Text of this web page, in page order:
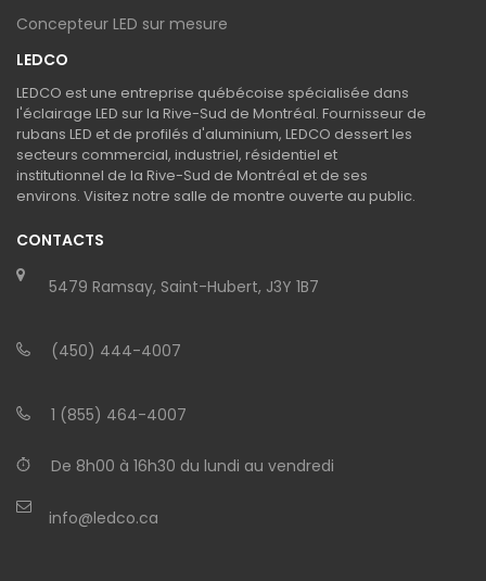
Concepteur LED sur mesure
LEDCO
LEDCO est une entreprise québécoise spécialisée dans
l'éclairage LED sur la Rive-Sud de Montréal. Fournisseur de
rubans LED et de profilés d'aluminium, LEDCO dessert les
secteurs commercial, industriel, résidentiel et
institutionnel de la Rive-Sud de Montréal et de ses
environs. Visitez notre salle de montre ouverte au public.
CONTACTS
5479 Ramsay, Saint-Hubert, J3Y 1B7
(450) 444-4007
1 (855) 464-4007
De 8h00 à 16h30 du lundi au vendredi
info@ledco.ca